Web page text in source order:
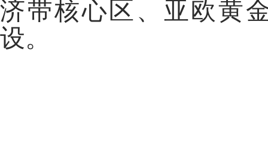
济带核心区、亚欧黄
设。